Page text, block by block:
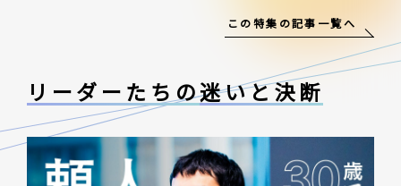
この特集の記事一覧へ
リーダーたちの迷いと決断